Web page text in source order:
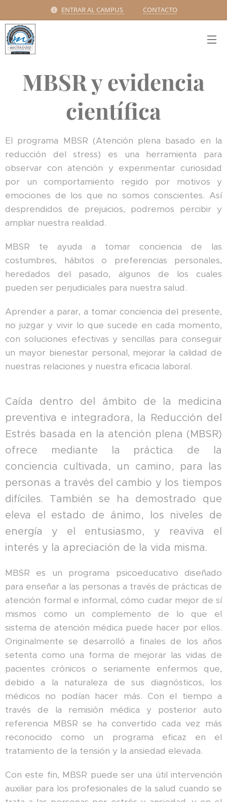
ENTRAR AL CAMPUS CONTACTO
MBSR y evidencia
científica
El programa MBSR (Atención plena basado en la
reducción del stress) es una herramienta para
observar con atención y experimentar curiosidad
por un comportamiento regido por motivos y
emociones de los que no somos conscientes. Así
desprendidos de prejuicios, podremos percibir y
ampliar nuestra realidad.
MBSR te ayuda a tomar conciencia de las
costumbres, hábitos o preferencias personales,
heredados del pasado, algunos de los cuales
pueden ser perjudiciales para nuestra salud.
Aprender a parar, a tomar conciencia del presente,
no juzgar y vivir lo que sucede en cada momento,
con soluciones efectivas y sencillas para conseguir
un mayor bienestar personal, mejorar la calidad de
nuestras relaciones y nuestra eficacia laboral.
Caída dentro del ámbito de la medicina
preventiva e integradora, la Reducción del
Estrés basada en la atención plena (MBSR)
ofrece mediante la práctica de la
conciencia cultivada, un camino, para las
personas a través del cambio y los tiempos
difíciles. También se ha demostrado que
eleva el estado de ánimo, los niveles de
energía y el entusiasmo, y reaviva el
interés y la apreciación de la vida misma.
MBSR es un programa psicoeducativo diseñado
para enseñar a las personas a través de prácticas de
atención formal e informal, cómo cuidar mejor de sí
mismos como un complemento de lo que el
sistema de atención médica puede hacer por ellos.
Originalmente se desarrolló a finales de los años
setenta como una forma de mejorar las vidas de
pacientes crónicos o seriamente enfermos que,
debido a la naturaleza de sus diagnósticos, los
médicos no podían hacer más. Con el tiempo a
través de la remisión médica y posterior auto
referencia MBSR se ha convertido cada vez más
reconocido como un programa eficaz en el
tratamiento de la tensión y la ansiedad elevada.
Con este fin, MBSR puede ser una útil intervención
auxiliar para los profesionales de la salud cuando se